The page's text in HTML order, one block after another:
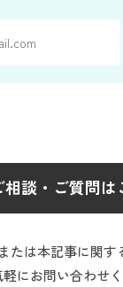
相談・ご質問は
たは本記事に関す
にお問い合わせく